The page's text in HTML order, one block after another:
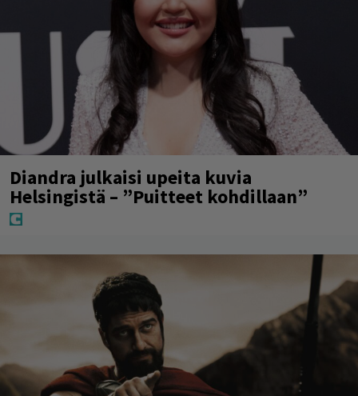
Diandra julkaisi upeita kuvia
Helsingistä – ”Puitteet kohdillaan”